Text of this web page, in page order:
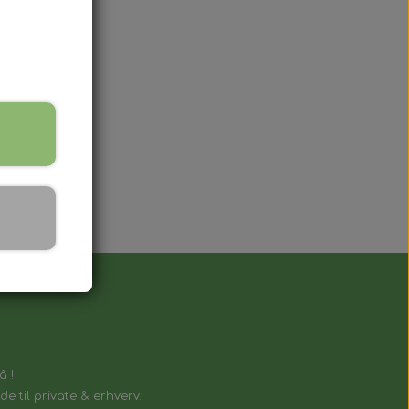
der fungerer på samme måde som
!
til private & erhverv.